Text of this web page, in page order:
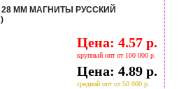
ММ МАГНИТЫ РУССКИЙ
Цена: 4.57 р.
крупный опт от 100 000 р.
Цена: 4.89 р.
средний опт от 50 000 р.